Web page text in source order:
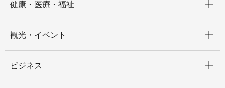
健康・医療・福祉
観光・イベント
ビジネス